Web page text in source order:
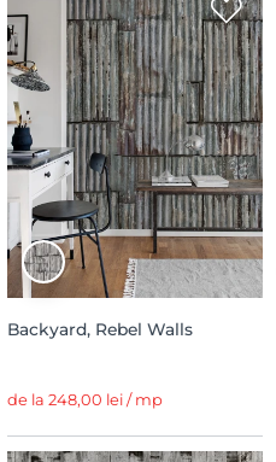
Backyard, Rebel Walls
de la 248,00 lei / mp